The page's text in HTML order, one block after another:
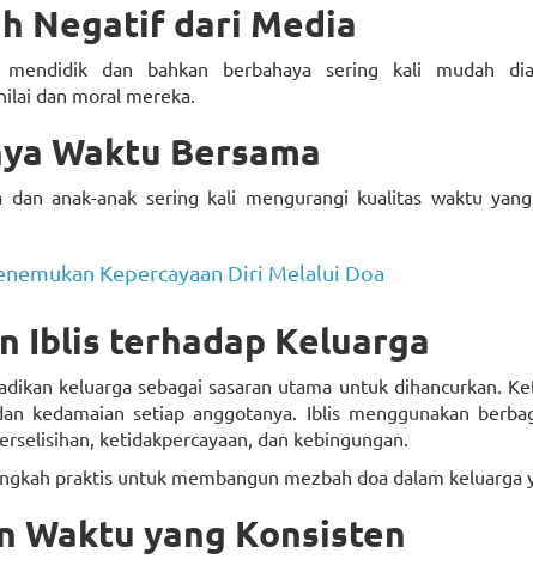
Negatif dari Media
dan bahkan berbahaya sering kali mudah
dan moral mereka.
Waktu Bersama
dan anak-anak sering kali mengurangi kualitas waktu
Kepercayaan Diri Melalui Doa
Iblis terhadap Keluarga
keluarga sebagai sasaran utama untuk dihancurkan.
kedamaian setiap anggotanya. Iblis menggunakan
ketidakpercayaan, dan kebingungan.
praktis untuk membangun mezbah doa dalam keluarga
Waktu yang Konsisten